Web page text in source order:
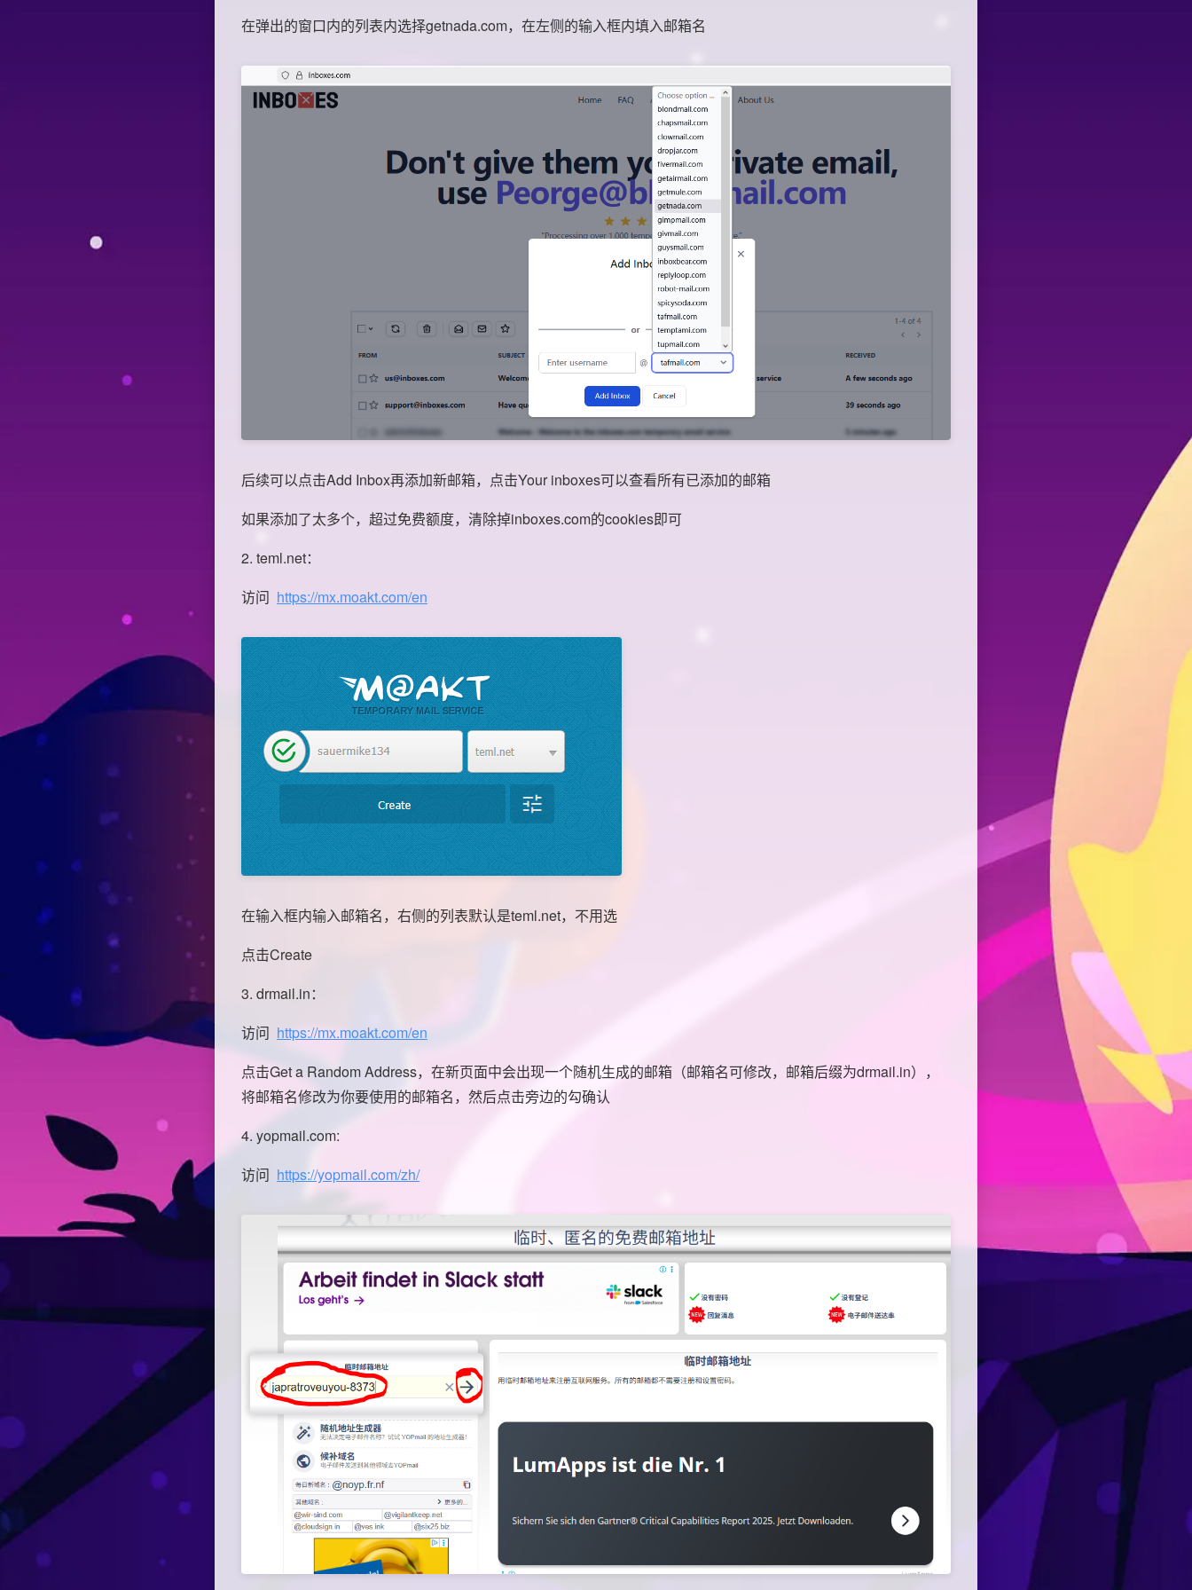
在弹出的窗口内的列表内选择getnada.com，在左侧的输入框内填入邮箱名
后续可以点击Add Inbox再添加新邮箱，点击Your inboxes可以查看所有已添加的邮箱
如果添加了太多个，超过免费额度，清除掉inboxes.com的cookies即可
2. teml.net：
访问 https://mx.moakt.com/en
在输入框内输入邮箱名，右侧的列表默认是teml.net，不用选
点击Create
3. drmail.in：
访问 https://mx.moakt.com/en
点击Get a Random Address，在新页面中会出现一个随机生成的邮箱（邮箱名可修改，邮箱后缀为drmail.in），
将邮箱名修改为你要使用的邮箱名，然后点击旁边的勾确认
4. yopmail.com:
访问 https://yopmail.com/zh/